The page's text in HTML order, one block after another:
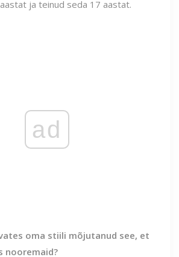
ja teinud seda 17 aastat.
ad
oma stiili mõjutanud see, et
nooremaid?